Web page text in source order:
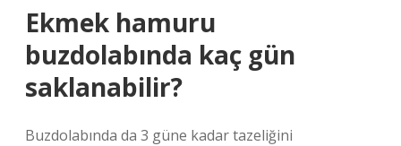
Ekmek hamuru
buzdolabında kaç gün
saklanabilir?
Buzdolabında da 3 güne kadar tazeliğini